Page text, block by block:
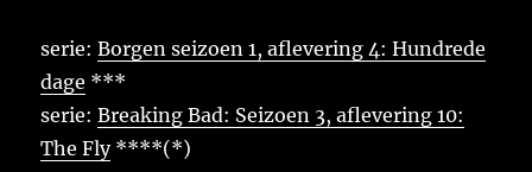
serie:Borgen seizoen 1, aflevering 4: Hundrede
dage ***
serie:Breaking Bad: Seizoen 3, aflevering 10:
The Fly****(*)